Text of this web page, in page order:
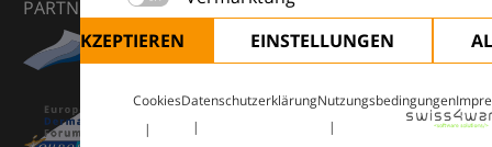
ALLE AKZEPTIEREN
EINSTELLUNGEN
CookiesDatenschutzerklärungNutzungsbedingungen
PARTNER